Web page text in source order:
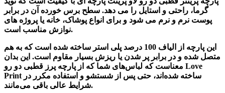
گرما، راحتی و استایل را می دهد. سطح برس خورده آن در برابر
پوست نرم و نرم می شود و برای انواع پوشاک، خانه یا پروژه های
نوازش مناسب است.
این پارچه از الیاف 100 درصد پلی استر ساخته شده است که به هم
متصل شده و در برابر پر شدن یا ریزش بسیار مقاوم است. این بدان
معناست که لباس‌های شما که از پارچه پرز قطبی دو رو Love
Print ساخته شده‌اند، حتی پس از شستشو و استفاده مکرر در
شرایط عالی باقی می‌مانند.